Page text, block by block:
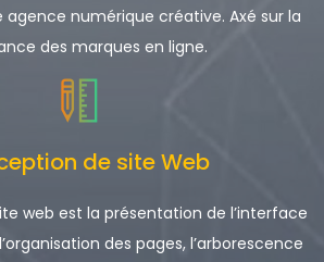
agence numérique créative. Axé sur la
des marques en ligne.
de site Web
web est la présentation de l’interface
des pages, l’arborescence